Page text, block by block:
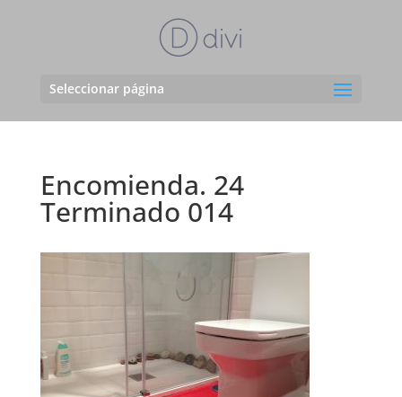
Seleccionar página
Encomienda. 24
Terminado 014